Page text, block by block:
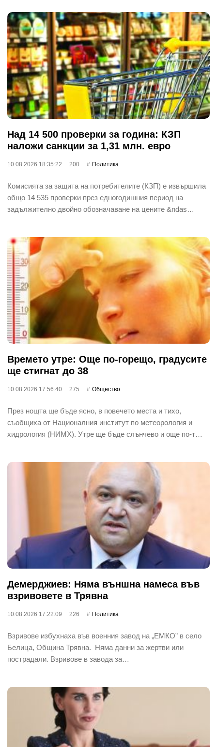
Над 14 500 проверки за година: КЗП
наложи санкции за 1,31 млн. евро
10.08.2026 18:35:22 200 Политика
Комисията за защита на потребителите (КЗП) е извършила
общо 14 535 проверки през едногодишния период на
задължително двойно обозначаване на цените &ndas…
Времето утре: Още по-горещо, градусите
ще стигнат до 38
10.08.2026 17:56:40 275 Общество
През нощта ще бъде ясно, в повечето места и тихо,
съобщиха от Националния институт по метеорология и
хидрология (НИМХ). Утре ще бъде слънчево и още по-т…
Демерджиев: Няма външна намеса във
взривовете в Трявна
10.08.2026 17:22:09 226 Политика
Взривове избухнаха във военния завод на „ЕМКО” в село
Белица, Община Трявна. Няма данни за жертви или
пострадали. Взривове в завода за…